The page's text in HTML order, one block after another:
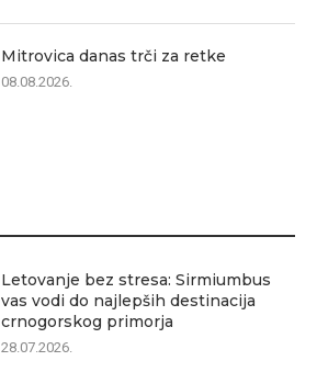
Mitrovica danas trči za retke
08.08.2026.
Letovanje bez stresa: Sirmiumbus
vas vodi do najlepših destinacija
crnogorskog primorja
28.07.2026.